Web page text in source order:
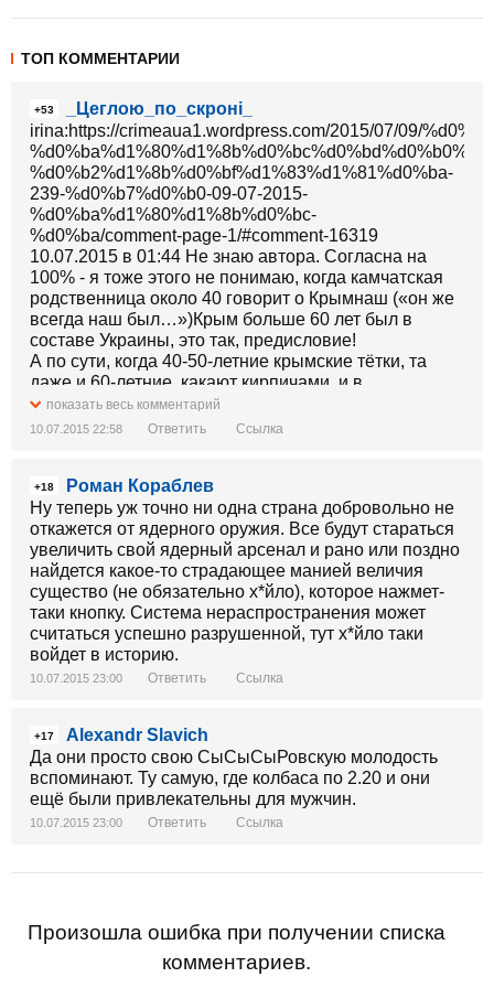
ТОП КОММЕНТАРИИ
+53
_Цеглою_по_скроні_
irina:https://crimeaua1.wordpress.com/2015/07/09/
%d0%b2%d1%8b%d0%bf%d1%83%d1%81%d0%ba-
239-%d0%b7%d0%b0-09-07-2015-
%d0%ba%d1%80%d1%8b%d0%bc-
%d0%ba/comment-page-1/#comment-16319
10.07.2015 в 01:44 Не знаю автора. Согласна на
100% - я тоже этого не понимаю, когда камчатская
родственница около 40 говорит о Крымнаш («он же
всегда наш был…»)Крым больше 60 лет был в
составе Украины, это так, предисловие!
А по сути, когда 40-50-летние крымские тётки, та
даже и 60-летние, какают кирпичами, и в
исступлении кричат ​​с глазами на выкате - наконец-
то мы вернулись в Россию, и типа мы помним как
Вы че, помните как было хорошо в крыму в 30-х 40-х
годах?
Или я что то не понимаю?
Все, что есть в Крыму, санатории, водопроводная
вода, электрификация, благоустройство пляжей,
дороги, газификация в каждый дом, в каждый
поселок, орошение полей и т.д. все за 60лет - это
вам сделала УКРАИНА!
60 лет назад когда Крым еще принадлежал России
там ничего такого не было …
склерозом.
Я давно успокоилcя насчет Крыма, так, разве что
поржать. Но меня удивляет одна вещь. Все в один
голос рыдают, что наконец-то они дома, и это особое
ощущение - вернуться из страшной украинской
лагерь Артек может быть оправдано для тех, кому
сейчас едва ли семьдесят.
Когда тетки по писят говорят о том, что они наконец
показать весь комментарий
10.07.2015 22:58 Ответить Ссылка
+18
Роман Кораблев
Ну теперь уж точно ни одна страна добровольно не
откажется от ядерного оружия. Все будут стараться
увеличить свой ядерный арсенал и рано или поздно
найдется какое-то страдающее манией величия
существо (не обязательно х*йло), которое нажмет-
таки кнопку. Система нераспространения может
считаться успешно разрушенной, тут х*йло таки
войдет в историю.
10.07.2015 23:00 Ответить Ссылка
+17
Alexandr Slavich
Да они просто свою СыСыСыРовскую молодость
вспоминают. Ту самую, где колбаса по 2.20 и они
ещё были привлекательны для мужчин.
10.07.2015 23:00 Ответить Ссылка
Произошла ошибка при получении списка
комментариев.